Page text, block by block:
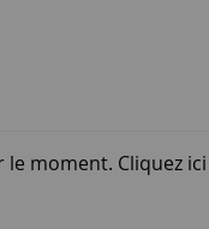
le moment. Cliquez